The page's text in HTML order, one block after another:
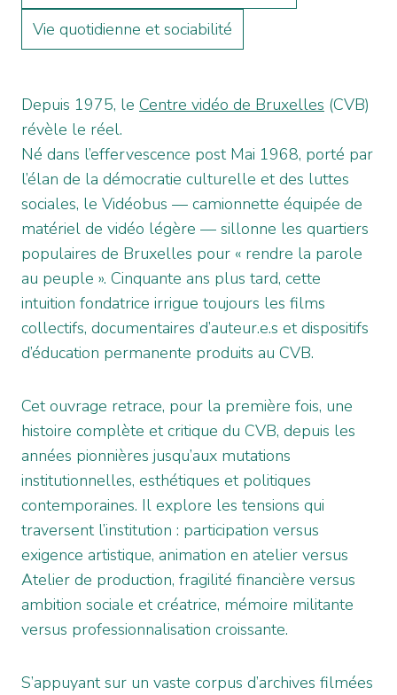
Vie quotidienne et sociabilité
Depuis 1975, le Centre vidéo de Bruxelles (CVB)
révèle le réel.
Né dans l’effervescence post Mai 1968, porté par
l’élan de la démocratie culturelle et des luttes
sociales, le Vidéobus — camionnette équipée de
matériel de vidéo légère — sillonne les quartiers
populaires de Bruxelles pour « rendre la parole
au peuple ». Cinquante ans plus tard, cette
intuition fondatrice irrigue toujours les films
collectifs, documentaires d’auteur.e.s et dispositifs
d’éducation permanente produits au CVB.
Cet ouvrage retrace, pour la première fois, une
histoire complète et critique du CVB, depuis les
années pionnières jusqu’aux mutations
institutionnelles, esthétiques et politiques
contemporaines. Il explore les tensions qui
traversent l’institution : participation versus
exigence artistique, animation en atelier versus
Atelier de production, fragilité financière versus
ambition sociale et créatrice, mémoire militante
versus professionnalisation croissante.
S’appuyant sur un vaste corpus d’archives filmées